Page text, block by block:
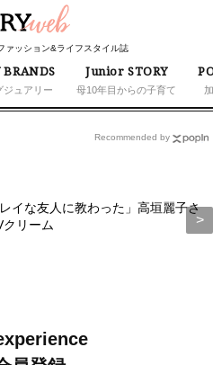
ァッション&ライフスタイル誌
BRANDS
ジュアリー
Junior STORY
母10年目からの子育て
レイな友人に教わった」高垣麗子さ
クリーム
Recommended by